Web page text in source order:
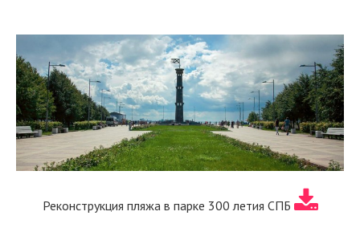
Реконструкция пляжа в парке 300 летия СПБ